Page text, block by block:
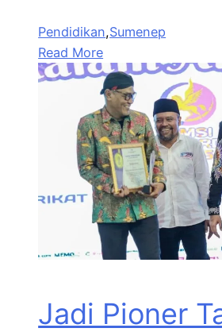
Pendidikan,Sumenep
Read More
Jadi Pioner